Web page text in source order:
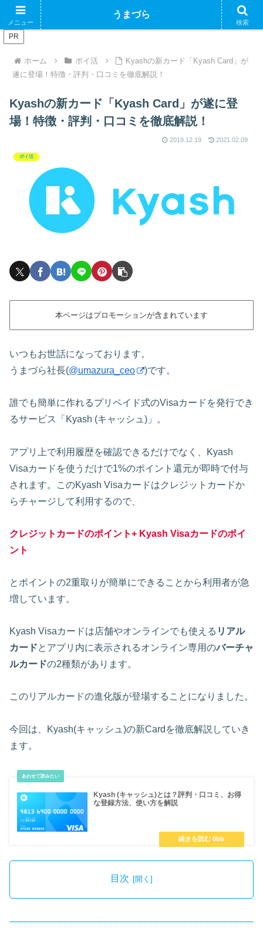
ブログで収益化できるかやってみるブログ
PR
ホーム ポイ活
Kyashの新カード「Kyash Card」が
遂に登場！特徴・評判・口コミを徹底解説！
Kyashの新カード「Kyash Card」が遂に登
場！特徴・評判・口コミを徹底解説！
2019.12.19 2021.02.09
ポイ活
本ページはプロモーションが含まれています
いつもお世話になっております。
うまづら社長(@umazura_ceo )です。
誰でも簡単に作れるプリペイド式のVisaカードを発行でき
るサービス「Kyash (キャッシュ)」。
アプリ上で利用履歴を確認できるだけでなく、Kyash
Visaカードを使うだけで1%のポイント還元が即時で付与
されます。このKyash Visaカードはクレジットカードか
らチャージして利用するので、
クレジットカードのポイント+ Kyash Visaカードのポイ
ント
とポイントの2重取りが簡単にできることから利用者が急
増しています。
Kyash Visaカードは店舗やオンラインでも使える リアル
カードとアプリ内に表示されるオンライン専用のバーチャ
ルカードの2種類があります。
このリアルカードの進化版が登場することになりました。
今回は、Kyash(キャッシュ)の新Cardを徹底解説していき
ます。
Kyash (キャッシュ)とは？評判・口コミ、お得
な登録方法、使い方を解説
目次
メニュー
うまづら
検索